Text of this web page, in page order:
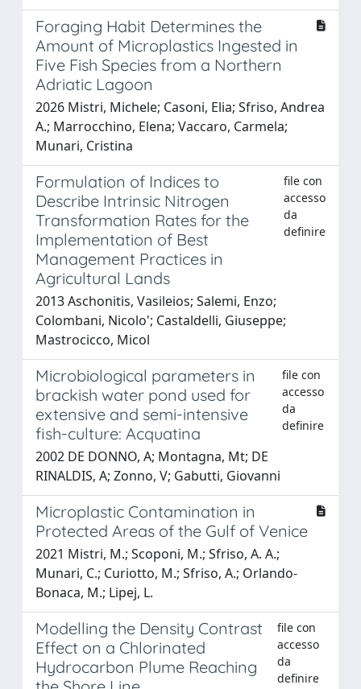
Foraging Habit Determines the
Amount of Microplastics Ingested in
Five Fish Species from a Northern
Adriatic Lagoon
2026 Mistri, Michele; Casoni, Elia; Sfriso, Andrea
A.; Marrocchino, Elena; Vaccaro, Carmela;
Munari, Cristina
Formulation of Indices to
Describe Intrinsic Nitrogen
Transformation Rates for the
Implementation of Best
Management Practices in
Agricultural Lands
file con
accesso
da
definire
2013 Aschonitis, Vasileios; Salemi, Enzo;
Colombani, Nicolo'; Castaldelli, Giuseppe;
Mastrocicco, Micol
Microbiological parameters in
brackish water pond used for
extensive and semi-intensive
fish-culture: Acquatina
file con
accesso
da
definire
2002 DE DONNO, A; Montagna, Mt; DE
RINALDIS, A; Zonno, V; Gabutti, Giovanni
Microplastic Contamination in
Protected Areas of the Gulf of Venice
2021 Mistri, M.; Scoponi, M.; Sfriso, A. A.;
Munari, C.; Curiotto, M.; Sfriso, A.; Orlando-
Bonaca, M.; Lipej, L.
Modelling the Density Contrast
Effect on a Chlorinated
Hydrocarbon Plume Reaching
file con
accesso
da
definire